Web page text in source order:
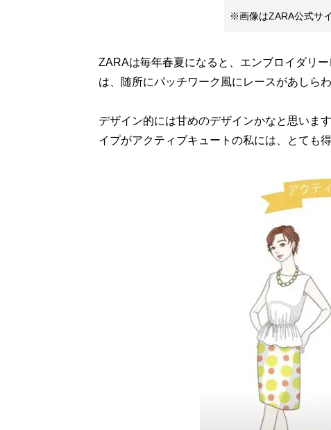
※画像はZARA公式サ
ZARAは毎年春夏になると、エンブロイダリ
は、随所にパッチワーク風にレースがあしら
デザイン的には甘めのデザインかなと思いま
イプがアクティブキュートの私には、とても